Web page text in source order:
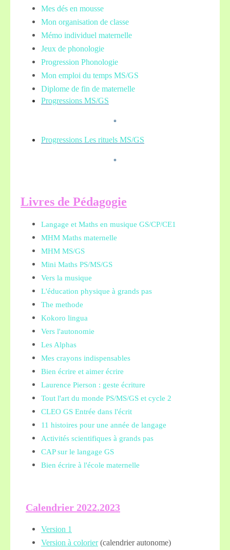
Mes dés en mousse
Mon organisation de classe
Mémo individuel maternelle
Jeux de phonologie
Progression Phonologie
Mon emploi du temps MS/GS
Diplome de fin de maternelle
Progressions MS/GS
Progressions Les rituels MS/GS
Livres de Pédagogie
Langage et Maths en musique GS/CP/CE1
MHM Maths maternelle
MHM MS/GS
Mini Maths PS/MS/GS
Vers la musique
L'éducation physique à grands pas
The methode
Kokoro lingua
Vers l'autonomie
Les Alphas
Mes crayons indispensables
Bien écrire et aimer écrire
Laurence Pierson : geste écriture
Tout l'art du monde PS/MS/GS et cycle 2
CLEO GS Entrée dans l'écrit
11 histoires pour une année de langage
Activités scientifiques à grands pas
CAP sur le langage GS
Bien écrire à l'école maternelle
Calendrier 2022.2023
Version 1
Version à colorier(calendrier autonome)